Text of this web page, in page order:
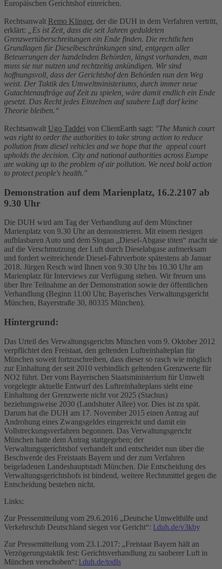
Europäischen Gerichtshof einreichen.
Rechtsanwalt Remo Klinger, der die DUH in dem Verfahren vertritt,
erklärt: „Es ist Zeit, dass die seit Jahren geduldeten
Grenzwertüberschreitungen ein Ende finden. Die rechtlichen
Grundlagen für Dieselbeschränkungen sind, entgegen aller
Beteuerungen der handelnden Behörden, längst vorhanden, man
muss sie nur nutzen und rechtzeitig ankündigen. Wir sind
hoffnungsvoll, dass der Gerichtshof den Behörden nun den Weg
weist. Der Taktik des Umweltministeriums, durch immer neue
Gutachtenaufträge auf Zeit zu spielen, wäre damit endlich ein Ende
gesetzt. Das Recht jedes Einzelnen auf saubere Luft darf keine
Theorie bleiben.“
Rechtsanwalt Ugo Taddei von ClientEarth sagt: "The Munich court
was right to order the authorities to take strong action to reduce
pollution from diesel vehicles and we hope that the appeal court
upholds the decision. City and national authorities across Europe
are waking up to the problem of air pollution. We need bold action
to protect people's health."
Demonstration auf dem Marienplatz, 16.2.2107 ab
9.30 Uhr
Die DUH wird am Tag der Verhandlung auf dem Münchner
Marienplatz von 9.30 Uhr an demonstrieren. Mit einem riesigen
aufblasbaren Auto und dem Slogan „Diesel-Abgase töten“ macht sie
auf die Verschmutzung der Luft durch Dieselabgase aufmerksam
und fordert weitreichende Diesel-Fahrverbote spätestens ab Januar
2018. Jürgen Resch wird Ihnen von 9.30 Uhr bis 10.30 Uhr am
Marienplatz für Interviews zur Verfügung stehen. Wir freuen uns
über Ihre Teilnahme an der Demonstration sowie der öffentlichen
Verhandlung (Beginn 11:00 Uhr, Bayerisches Verwaltungsgericht
München, Bayerstraße 30, 80335 München).
Hintergrund:
Das Urteil des Verwaltungsgerichts München vom 9. Oktober 2012
verpflichtet den Freistaat, den geltenden Luftreinhalteplan für
München soweit fortzuschreiben, dass dieser so rasch wie möglich
zur Einhaltung der seit 2010 verbindlich geltenden Grenzwerte für
NO2 führt. Der vom Bayerischen Staatsministerium für Umwelt
vorgelegte aktuelle Entwurf des Luftreinhalteplans sieht eine
Einhaltung der Grenzwerte nicht vor 2025 (Stachus)
beziehungsweise 2030 (Landshuter Allee) vor. Dies ist zu spät.
Darum hat die DUH am 17. November 2015 einen Antrag auf
Androhung eines Zwangsgeldes eingereicht und damit ein
Vollstreckungsverfahren begonnen. Das Verwaltungsgericht
München hatte dem Antrag stattgegeben; der
Verwaltungsgerichtshof verhandelt und entscheidet nun über die
Beschwerde des Freistaats Bayern und der zum Verfahren
beigeladenen Landeshauptstadt München. Die Entscheidung des
Verwaltungsgerichtshofs ist bindend, weitere Rechtsmittel gegen die
Entscheidung bestehen nicht.
Links:
Zur Pressemitteilung vom 29.6.2016 „Deutsche Umwelthilfe und
Verkehrsclub Deutschland siegen vor Gericht“: l.duh.de/v3kby
Zur Pressemitteilung vom 23.1.2017: „Freistaat Bayern hält an
Verzögerungstaktik fest: Gerichtsverhandlung zu sauberer Luft in
München verschoben“: l.duh.de/todls